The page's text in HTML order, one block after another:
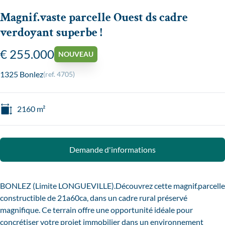
Magnif.vaste parcelle Ouest ds cadre
verdoyant superbe !
€ 255.000 NOUVEAU
1325 Bonlez(ref. 4705)
2160 m²
Demande d'informations
BONLEZ (Limite LONGUEVILLE).Découvrez cette magnif.parcelle
constructible de 21a60ca, dans un cadre rural préservé
magnifique. Ce terrain offre une opportunité idéale pour
concrétiser votre projet immobilier dans un environnement